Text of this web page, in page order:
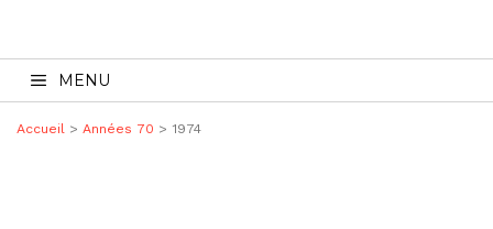
MENU
Accueil > Années 70 > 1974